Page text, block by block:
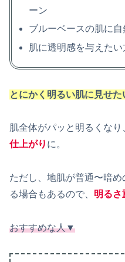
ーン
ブルーベースの肌に
肌に透明感を与えたい
とにかく明るい肌に見せた
肌全体がパッと明るくなり
仕上がり に。
ただし、地肌が普通〜暗
る場合もあるので、 明るさ
おすすめな人▼